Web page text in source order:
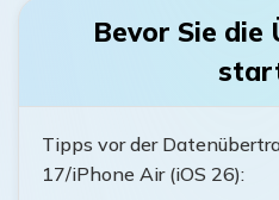
Bevor Sie
Tipps vor der
17/iPhone Air (iOS 26):